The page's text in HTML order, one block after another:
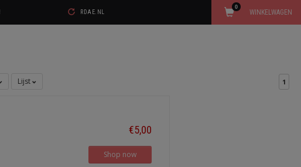
RDAE.NL WINKELWAGEN
0
Lijst 1
€5,00
Shop now